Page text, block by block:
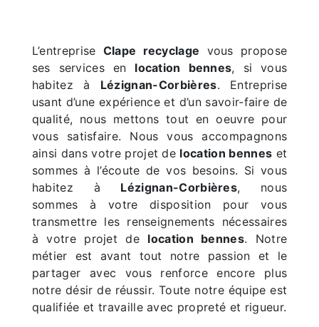
L’entreprise Clape recyclage vous propose
ses services en location bennes, si vous
habitez à Lézignan-Corbières. Entreprise
usant d’une expérience et d’un savoir-faire de
qualité, nous mettons tout en oeuvre pour
vous satisfaire. Nous vous accompagnons
ainsi dans votre projet de location bennes et
sommes à l’écoute de vos besoins. Si vous
habitez à Lézignan-Corbières, nous
sommes à votre disposition pour vous
transmettre les renseignements nécessaires
à votre projet de location bennes. Notre
métier est avant tout notre passion et le
partager avec vous renforce encore plus
notre désir de réussir. Toute notre équipe est
qualifiée et travaille avec propreté et rigueur.